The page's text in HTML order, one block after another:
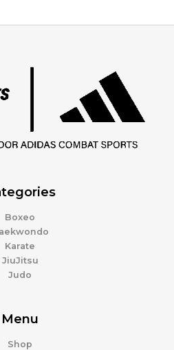
Boxeo
Karate
JiuJitsu
Judo
Menu
Shop